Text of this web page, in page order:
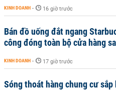
KINH DOANH - 16 giờ trước
Bán đồ uống đắt ngang
công đóng toàn bộ cửa hàng
KINH DOANH - 17 giờ trước
Sóng thoát hàng chung cư sắp